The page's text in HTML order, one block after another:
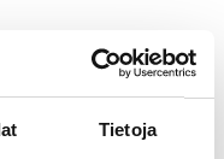
Tietoja